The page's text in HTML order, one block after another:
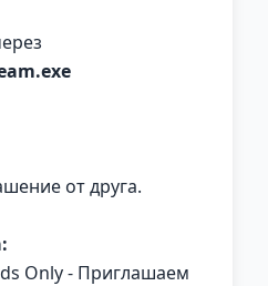
.exe
от друга.
Only - Приглашаем